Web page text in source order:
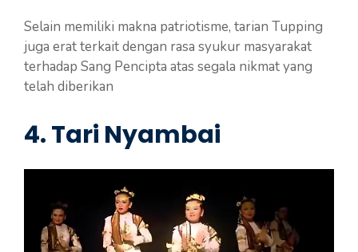
Selain memiliki makna patriotisme, tarian Tupping
juga erat terkait dengan rasa syukur masyarakat
terhadap Sang Pencipta atas segala nikmat yang
telah diberikan
4.Tari Nyambai